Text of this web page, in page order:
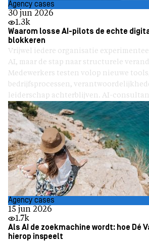
Agency cases
30 jun 2026
1.3k
Waarom losse AI-pilots de echte
blokkeren
Vrijwel iedere organisatie
AI, maar de stap naar structurele
Medewerkers testen volop nieuwe
bedrijfsprocessen,
leiderschap achterblijven. AI-
Agency cases
15 jun 2026
1.7k
Als AI de zoekmachine wordt: hoe Dé
hierop inspeelt